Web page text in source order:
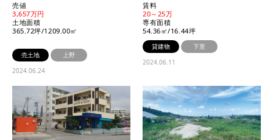
売値
3,657万円
土地面積
365.72坪/1209.00㎡
売土地
上野
2024.06.24
賃料
20～25万
専有面積
54.36㎡/16.44坪
貸建物
下里
2024.06.11